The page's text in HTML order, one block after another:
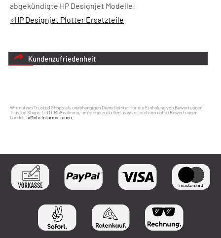
abgekündigte HP Designjet Modelle:
»HP Designjet Plotter Ersatzteile
Kundenzufriedenheit
Wir nutzen Trusted Shops als unabhängigen Dienstleister für die Einholung von Bewertungen.
Trusted Shops trifft Maßnahmen, um sicherzustellen, dass es sich um echte Bewertungen
handelt. »Mehr Informationen